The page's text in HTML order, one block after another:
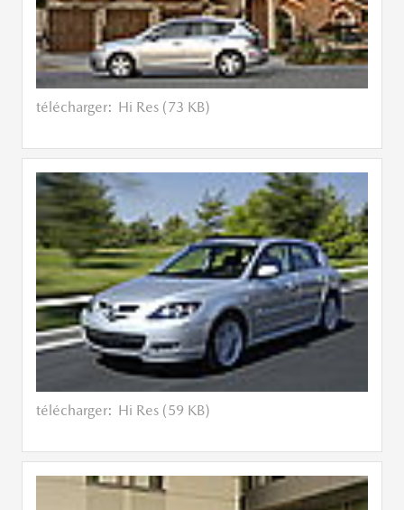
télécharger: Hi Res (73 KB)
télécharger: Hi Res (59 KB)